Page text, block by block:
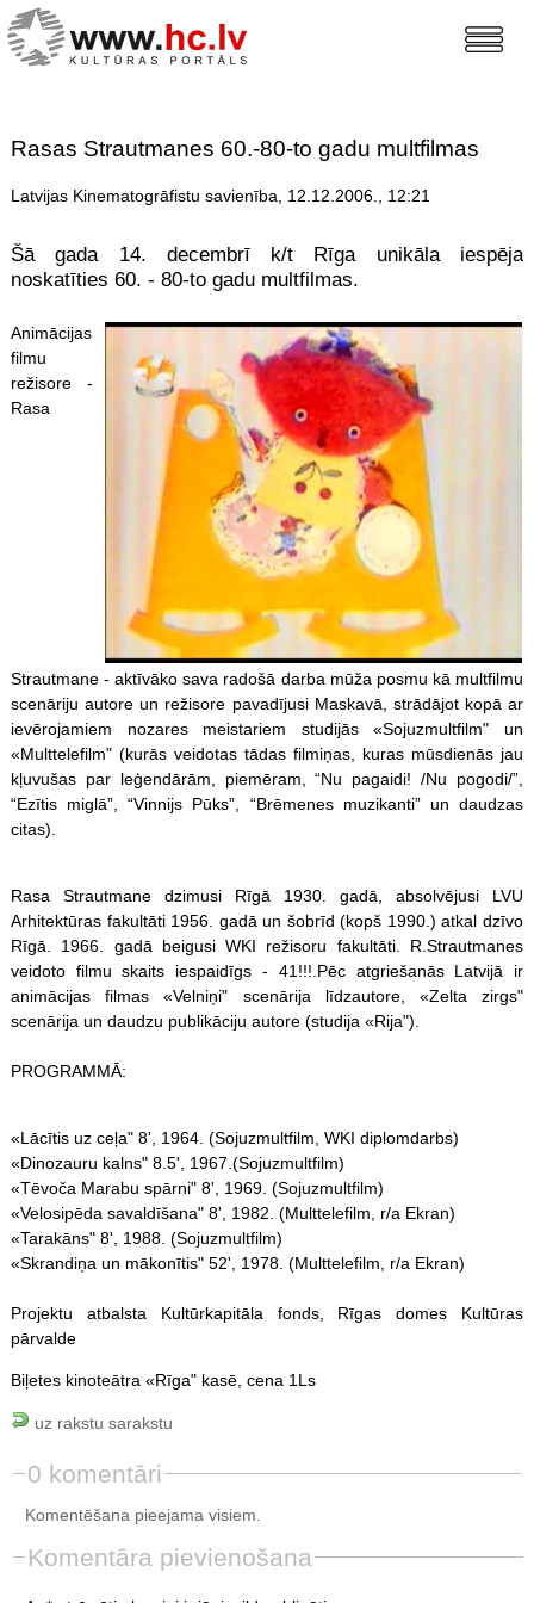
Rasas Strautmanes 60.-80-to gadu multfilmas
Latvijas Kinematogrāfistu savienība, 12.12.2006., 12:21
Šā gada 14. decembrī k/t Rīga unikāla iespēja
noskatīties 60. - 80-to gadu multfilmas.
Animācijas
filmu
režisore -
Rasa
Strautmane - aktīvāko sava radošā darba mūža posmu kā multfilmu
scenāriju autore un režisore pavadījusi Maskavā, strādājot kopā ar
ievērojamiem nozares meistariem studijās «Sojuzmultfilm" un
«Multtelefilm" (kurās veidotas tādas filmiņas, kuras mūsdienās jau
kļuvušas par leģendārām, piemēram, “Nu pagaidi! /Nu pogodi/”,
“Ezītis miglā”, “Vinnijs Pūks”, “Brēmenes muzikanti” un daudzas
citas).
Rasa Strautmane dzimusi Rīgā 1930. gadā, absolvējusi LVU
Arhitektūras fakultāti 1956. gadā un šobrīd (kopš 1990.) atkal dzīvo
Rīgā. 1966. gadā beigusi WKI režisoru fakultāti. R.Strautmanes
veidoto filmu skaits iespaidīgs - 41!!!.Pēc atgriešanās Latvijā ir
animācijas filmas «Velniņi" scenārija līdzautore, «Zelta zirgs"
scenārija un daudzu publikāciju autore (studija «Rija").
PROGRAMMĀ:
«Lācītis uz ceļa" 8', 1964. (Sojuzmultfilm, WKI diplomdarbs)
«Dinozauru kalns" 8.5', 1967.(Sojuzmultfilm)
«Tēvoča Marabu spārni" 8', 1969. (Sojuzmultfilm)
«Velosipēda savaldīšana" 8', 1982. (Multtelefilm, r/a Ekran)
«Tarakāns" 8', 1988. (Sojuzmultfilm)
«Skrandiņa un mākonītis" 52', 1978. (Multtelefilm, r/a Ekran)
Projektu atbalsta Kultūrkapitāla fonds, Rīgas domes Kultūras
pārvalde
Biļetes kinoteātra «Rīga" kasē, cena 1Ls
uz rakstu sarakstu
0 komentāri
Komentēšana pieejama visiem.
Komentāra pievienošana